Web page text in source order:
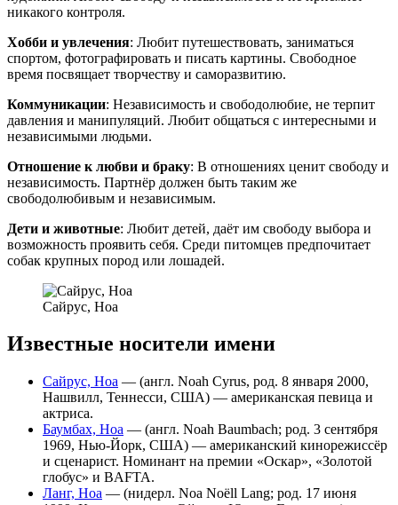
никакого контроля.
Хобби и увлечения: Любит путешествовать, заниматься
спортом, фотографировать и писать картины. Свободное
время посвящает творчеству и саморазвитию.
Коммуникации: Независимость и свободолюбие, не терпит
давления и манипуляций. Любит общаться с интересными и
независимыми людьми.
Отношение к любви и браку: В отношениях ценит свободу и
независимость. Партнёр должен быть таким же
свободолюбивым и независимым.
Дети и животные: Любит детей, даёт им свободу выбора и
возможность проявить себя. Среди питомцев предпочитает
собак крупных пород или лошадей.
Сайрус, Ноа
Известные носители имени
Сайрус, Ноа — (англ. Noah Cyrus, род. 8 января 2000,
Нашвилл, Теннесси, США) — американская певица и
актриса.
Баумбах, Ноа — (англ. Noah Baumbach; род. 3 сентября
1969, Нью-Йорк, США) — американский кинорежиссёр
и сценарист. Номинант на премии «Оскар», «Золотой
глобус» и BAFTA.
Ланг, Ноа — (нидерл. Noa Noëll Lang; род. 17 июня